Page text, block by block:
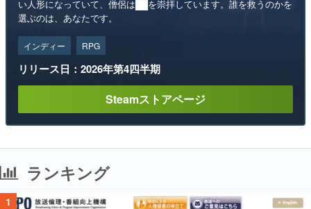
い人形になっていて、僧侶は██を崇拝しています。誰を救うのかを
選ぶのは、あなたです。
インディー RPG
リリース日：2026年第4四半期
Steamストアページ
ランキング
1